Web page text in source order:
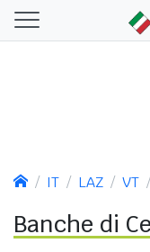
IT LAZ VT
Banche di